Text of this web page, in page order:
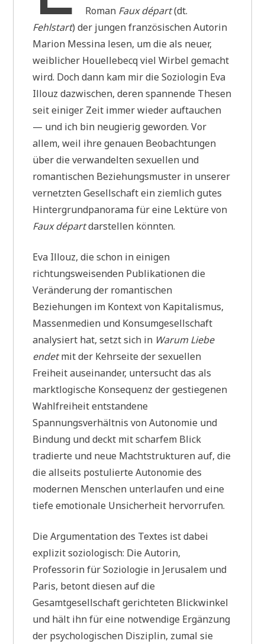
Roman Faux départ(dt.
Fehlstart) der jungen französischen Autorin
Marion Messina lesen, um die als neuer,
weiblicher Houellebecq viel Wirbel gemacht
wird. Doch dann kam mir die Soziologin Eva
Illouz dazwischen, deren spannende Thesen
seit einiger Zeit immer wieder auftauchen
— und ich bin neugierig geworden. Vor
allem, weil ihre genauen Beobachtungen
über die verwandelten sexuellen und
romantischen Beziehungsmuster in unserer
vernetzten Gesellschaft ein ziemlich gutes
Hintergrundpanorama für eine Lektüre von
Faux départdarstellen könnten.
Eva Illouz, die schon in einigen
richtungsweisenden Publikationen die
Veränderung der romantischen
Beziehungen im Kontext von Kapitalismus,
Massenmedien und Konsumgesellschaft
analysiert hat, setzt sich in Warum Liebe
endetmit der Kehrseite der sexuellen
Freiheit auseinander, untersucht das als
marktlogische Konsequenz der gestiegenen
Wahlfreiheit entstandene
Spannungsverhältnis von Autonomie und
Bindung und deckt mit scharfem Blick
tradierte und neue Machtstrukturen auf, die
die allseits postulierte Autonomie des
modernen Menschen unterlaufen und eine
tiefe emotionale Unsicherheit hervorrufen.
Die Argumentation des Textes ist dabei
explizit soziologisch: Die Autorin,
Professorin für Soziologie in Jerusalem und
Paris, betont diesen auf die
Gesamtgesellschaft gerichteten Blickwinkel
und hält ihn für eine notwendige Ergänzung
der psychologischen Disziplin, zumal sie